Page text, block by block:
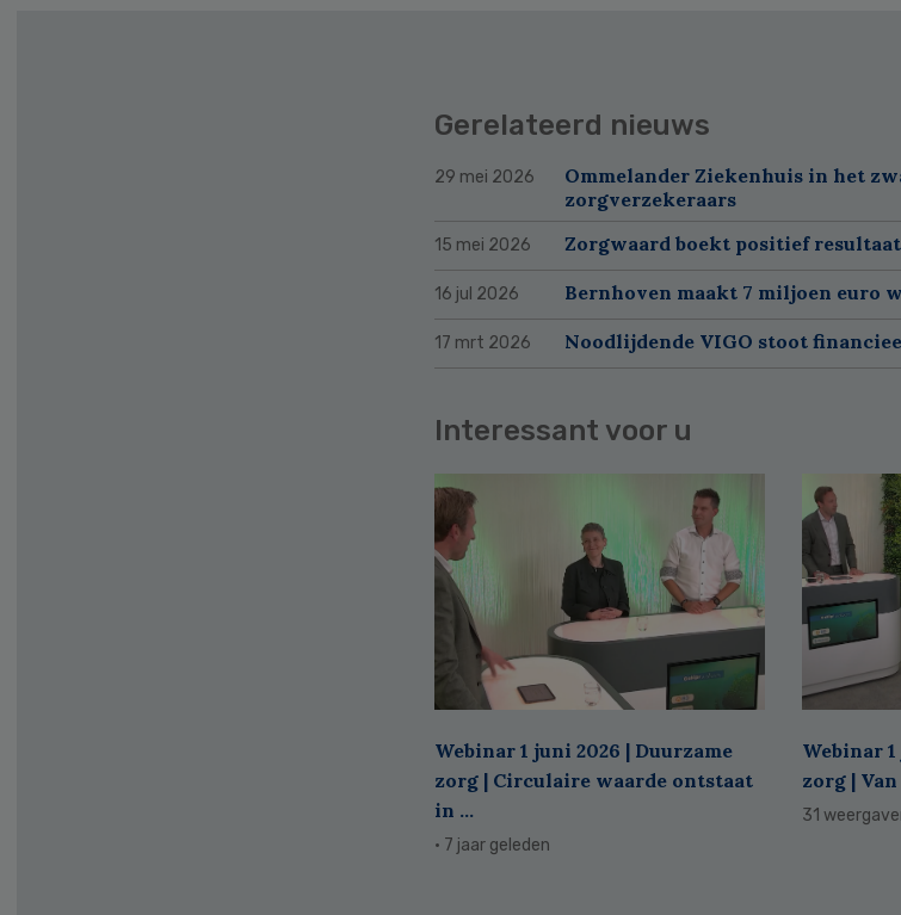
Gerelateerd nieuws
29 mei 2026
Ommelander Ziekenhuis in het
zorgverzekeraars
15 mei 2026 Zorgwaard boekt positief
16 jul 2026 Bernhoven maakt 7 miljoen euro
17 mrt 2026 Noodlijdende VIGO stoot
Interessant voor u
Webinar 1 juni 2026 | Duurzame
zorg | Circulaire waarde ontstaat
in ...
· 7 jaar geleden
Webinar
zorg |
31